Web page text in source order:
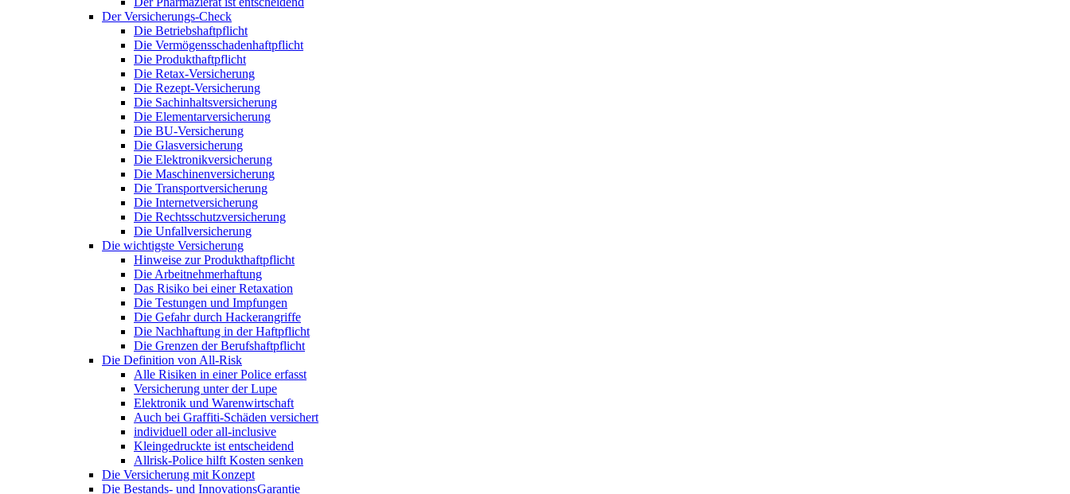
Der Versicherungs-Check
Die Betriebshaftpflicht
Die Vermögensschadenhaftpflicht
Die Produkthaftpflicht
Die Retax-Versicherung
Die Rezept-Versicherung
Die Sachinhaltsversicherung
Die Elementarversicherung
Die BU-Versicherung
Die Glasversicherung
Die Elektronikversicherung
Die Maschinenversicherung
Die Transportversicherung
Die Internetversicherung
Die Rechtsschutzversicherung
Die Unfallversicherung
Die wichtigste Versicherung
Hinweise zur Produkthaftpflicht
Die Arbeitnehmerhaftung
Das Risiko bei einer Retaxation
Die Testungen und Impfungen
Die Gefahr durch Hackerangriffe
Die Nachhaftung in der Haftpflicht
Die Grenzen der Berufshaftpflicht
Die Definition von All-Risk
Alle Risiken in einer Police erfasst
Versicherung unter der Lupe
Elektronik und Warenwirtschaft
Auch bei Graffiti-Schäden versichert
individuell oder all-inclusive
Kleingedruckte ist entscheidend
Allrisk-Police hilft Kosten senken
Die Versicherung mit Konzept
Die Bestands- und InnovationsGarantie